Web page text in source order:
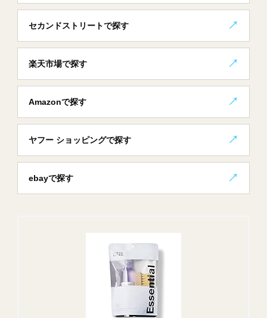
セカンドストリートで探す
楽天市場で探す
Amazonで探す
ヤフー ショッピングで探す
ebayで探す